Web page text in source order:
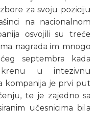
za svoju poziciju
na nacionalnom
osvojili su treće
nagrada im mnogo
septembra kada
u intezivnu
kompanija je prvi put
te je zajedno sa
učesnicima bila